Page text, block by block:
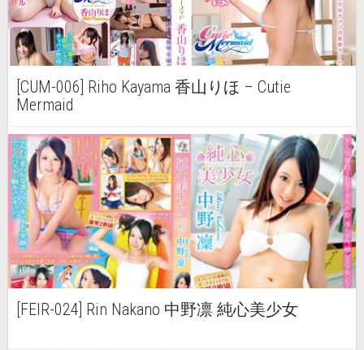
[CUM-006] Riho Kayama 香山りほ – Cutie
Mermaid
[FEIR-024] Rin Nakano 中野凛 純心美少女